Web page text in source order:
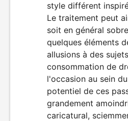
style différent
Le traitement peut
soit en général
quelques éléments
allusions à des
consommation de
l'occasion au sein
potentiel de ces
grandement
caricatural,